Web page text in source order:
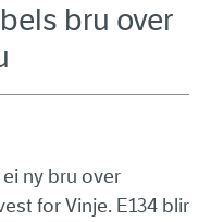
bru over
ny bru over
for Vinje. E134 blir